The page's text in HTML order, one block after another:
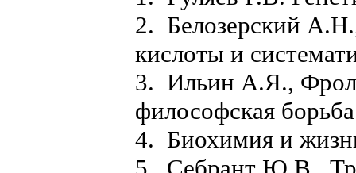
2. Белозерский
кислоты и
3. Ильин А.Я.,
философская
4. Биохимия и